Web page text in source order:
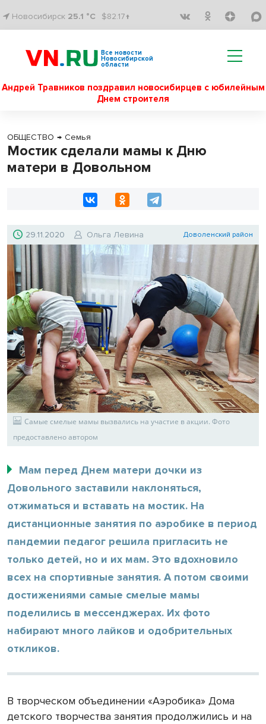
Новосибирск 25.1 °C $82.17↑
Все новости
Новосибирской
области
Андрей Травников поздравил новосибирцев с юбилейным
Днем строителя
ОБЩЕСТВО → Семья
Мостик сделали мамы к Дню
матери в Довольном
29.11.2020 Ольга Левина Доволенский район
Самые смелые мамы вызвались на участие в акции. Фото
предоставлено автором
Мам перед Днем матери дочки из
Довольного заставили наклоняться,
отжиматься и вставать на мостик. На
дистанционные занятия по аэробике в период
пандемии педагог решила пригласить не
только детей, но и их мам. Это вдохновило
всех на спортивные занятия. А потом своими
достижениями самые смелые мамы
поделились в мессенджерах. Их фото
набирают много лайков и одобрительных
откликов.
В творческом объединении «Аэробика» Дома
детского творчества занятия продолжились и на